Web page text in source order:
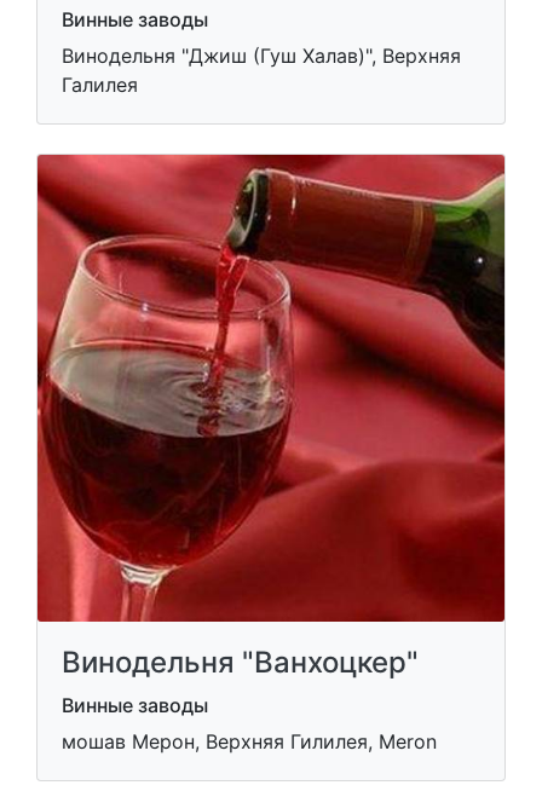
Винные заводы
Винодельня "Джиш (Гуш Халав)", Верхняя
Галилея
Винодельня "Ванхоцкер"
Винные заводы
мошав Мерон, Верхняя Гилилея, Meron